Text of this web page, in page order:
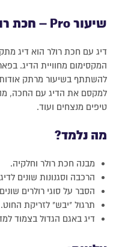
שיעור Pro – חכת רולר
דיג עם חכת רולר הוא דיג
המקסימום מחוויית הדיג.
להשתתף בשיעור מרתק
למקסם את הדיג עם החכה,
טיפים מנצחים ועוד.
מה נלמד?
מבנה חכת רולר וחלקיה.
הרכבה וסגנונות שונים
הסבר על סוגי רולרים
תרגול "יבש" לזריקת החוט.
דיג באגם הגדול בצמוד